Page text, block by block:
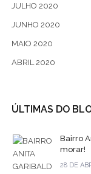
JULHO 2020
JUNHO 2020
MAIO 2020
ABRIL 2020
ÚLTIMAS DO
Bairro
morar!
28 DE